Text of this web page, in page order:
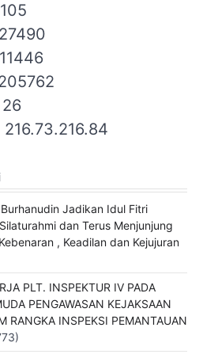
Jadikan Idul Fitri
dan Terus Menjunjung
, Keadilan dan Kejujuran
PLT. INSPEKTUR IV PADA
PENGAWASAN KEJAKSAAN
RANGKA INSPEKSI PEMANTAUAN